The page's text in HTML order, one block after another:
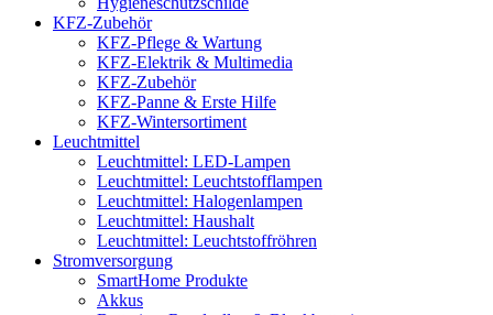
KFZ-Zubehör
KFZ-Pflege & Wartung
KFZ-Elektrik & Multimedia
KFZ-Zubehör
KFZ-Panne & Erste Hilfe
KFZ-Wintersortiment
Leuchtmittel
Leuchtmittel: LED-Lampen
Leuchtmittel: Leuchtstofflampen
Leuchtmittel: Halogenlampen
Leuchtmittel: Haushalt
Leuchtmittel: Leuchtstoffröhren
Stromversorgung
SmartHome Produkte
Akkus